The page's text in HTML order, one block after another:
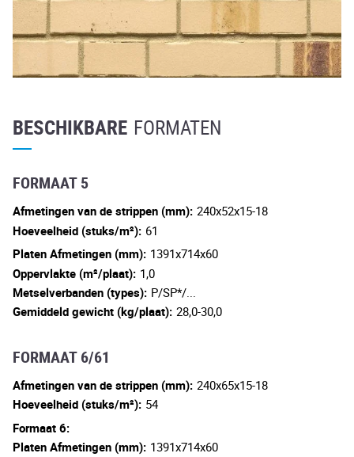
BESCHIKBARE FORMATEN
FORMAAT 5
Afmetingen van de strippen (mm): 240x52x15-18
Hoeveelheid (stuks/m²): 61
Platen Afmetingen (mm): 1391x714x60
Oppervlakte (m²/plaat): 1,0
Metselverbanden (types): P/SP*/...
Gemiddeld gewicht (kg/plaat): 28,0-30,0
FORMAAT 6/61
Afmetingen van de strippen (mm): 240x65x15-18
Hoeveelheid (stuks/m²): 54
Formaat 6:
Platen Afmetingen (mm): 1391x714x60